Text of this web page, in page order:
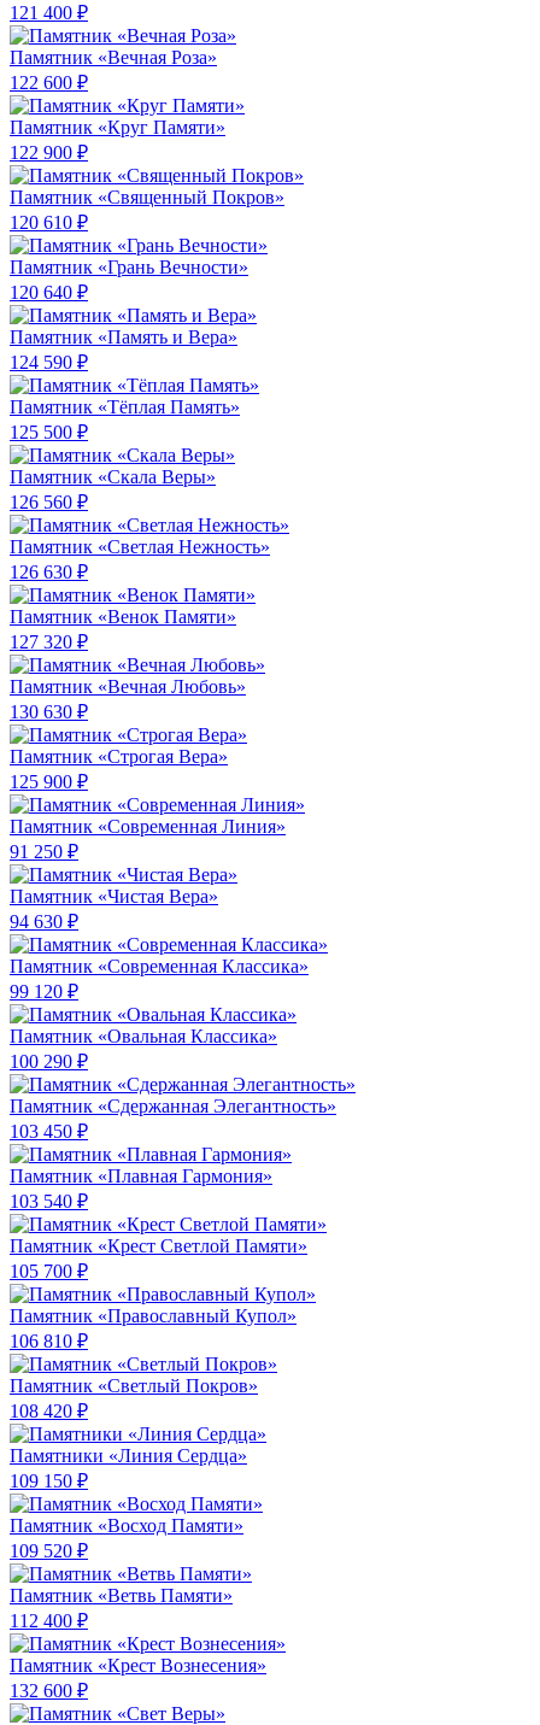
121 400 ₽
Памятник «Вечная Роза»
122 600 ₽
Памятник «Круг Памяти»
122 900 ₽
Памятник «Священный Покров»
120 610 ₽
Памятник «Грань Вечности»
120 640 ₽
Памятник «Память и Вера»
124 590 ₽
Памятник «Тёплая Память»
125 500 ₽
Памятник «Скала Веры»
126 560 ₽
Памятник «Светлая Нежность»
126 630 ₽
Памятник «Венок Памяти»
127 320 ₽
Памятник «Вечная Любовь»
130 630 ₽
Памятник «Строгая Вера»
125 900 ₽
Памятник «Современная Линия»
91 250 ₽
Памятник «Чистая Вера»
94 630 ₽
Памятник «Современная Классика»
99 120 ₽
Памятник «Овальная Классика»
100 290 ₽
Памятник «Сдержанная Элегантность»
103 450 ₽
Памятник «Плавная Гармония»
103 540 ₽
Памятник «Крест Светлой Памяти»
105 700 ₽
Памятник «Православный Купол»
106 810 ₽
Памятник «Светлый Покров»
108 420 ₽
Памятники «Линия Сердца»
109 150 ₽
Памятник «Восход Памяти»
109 520 ₽
Памятник «Ветвь Памяти»
112 400 ₽
Памятник «Крест Вознесения»
132 600 ₽